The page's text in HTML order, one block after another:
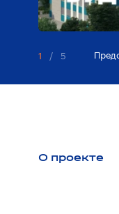
1 / 5
О проекте